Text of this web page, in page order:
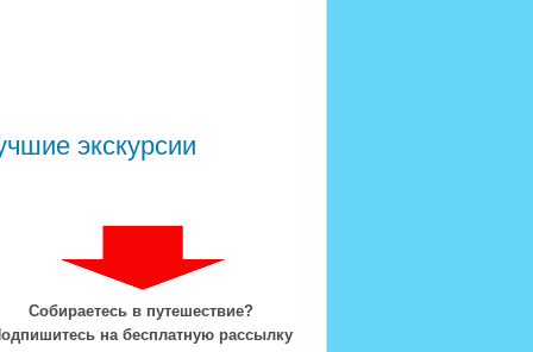
экскурсии
Собираетесь в путешествие?
на бесплатную рассылку